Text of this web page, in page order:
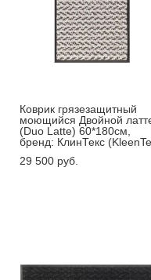
Коврик грязезащитный
моющийся Двойной
(Duo Latte) 60*180см,
бренд: КлинТекс
29 500 pуб.